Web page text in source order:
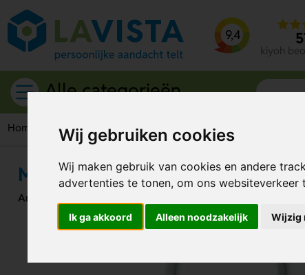
Wij gebruiken cookies
Wij maken gebruik van cookies en andere
advertenties te tonen, om ons websiteverkeer
Ik ga akkoord Alleen noodzakelijk Wijzig
9,4
kiyoh
Alle categorieën
Home Giveaways Sleutelhangers Metalen sleutelhangers
Metalen Sleutelhanger Hartje
Artikelnummer: